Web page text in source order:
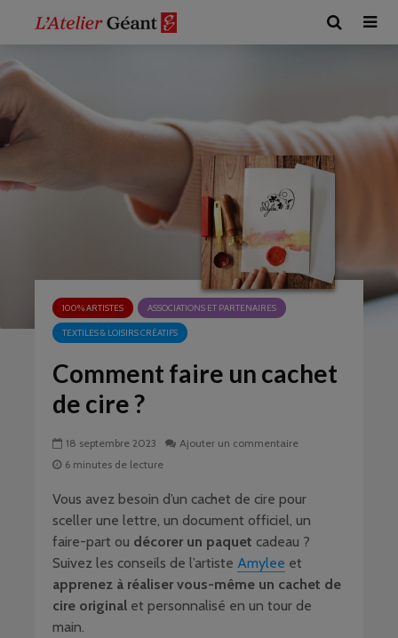
100% ARTISTES ASSOCIATIONS ET PARTENAIRES
TEXTILES & LOISIRS CRÉATIFS
Comment faire un cachet
de cire ?
18 septembre 2023
Ajouter un commentaire
6 minutes de lecture
Vous avez besoin d’un cachet de cire pour
sceller une lettre, un document officiel, un
faire-part ou décorer un paquet cadeau ?
Suivez les conseils de l’artiste Amylee et
apprenez à réaliser vous-même un cachet de
cire original et personnalisé en un tour de
main.